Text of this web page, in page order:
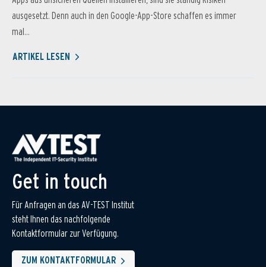
ausgesetzt. Denn auch in den Google-App-Store schaffen es immer
mal...
ARTIKEL LESEN
Get in touch
Für Anfragen an das AV-TEST Institut
steht Ihnen das nachfolgende
Kontaktformular zur Verfügung.
ZUM KONTAKTFORMULAR